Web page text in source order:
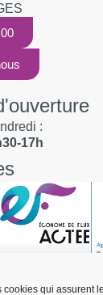
cookies qui assurent
:
17h